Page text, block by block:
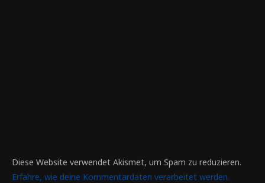
Diese Website verwendet Akismet, um Spam zu reduzieren.
Erfahre, wie deine Kommentardaten verarbeitet werden.